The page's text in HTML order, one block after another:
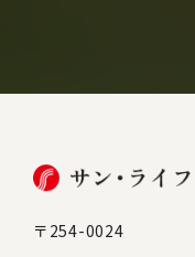
〒254-0024